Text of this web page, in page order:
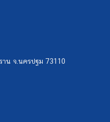
น จ.นครปฐม 73110